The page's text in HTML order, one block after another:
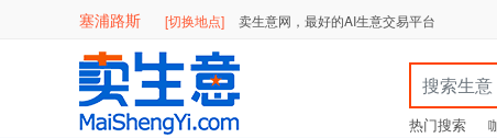
塞浦路斯 [切换地点] 卖生意网，最好的AI生意交易平台
热门搜索